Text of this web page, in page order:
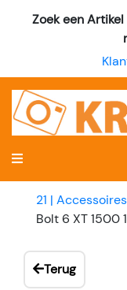
Zoek een
21 | Accessoires
Bolt 6 XT 1500
Terug